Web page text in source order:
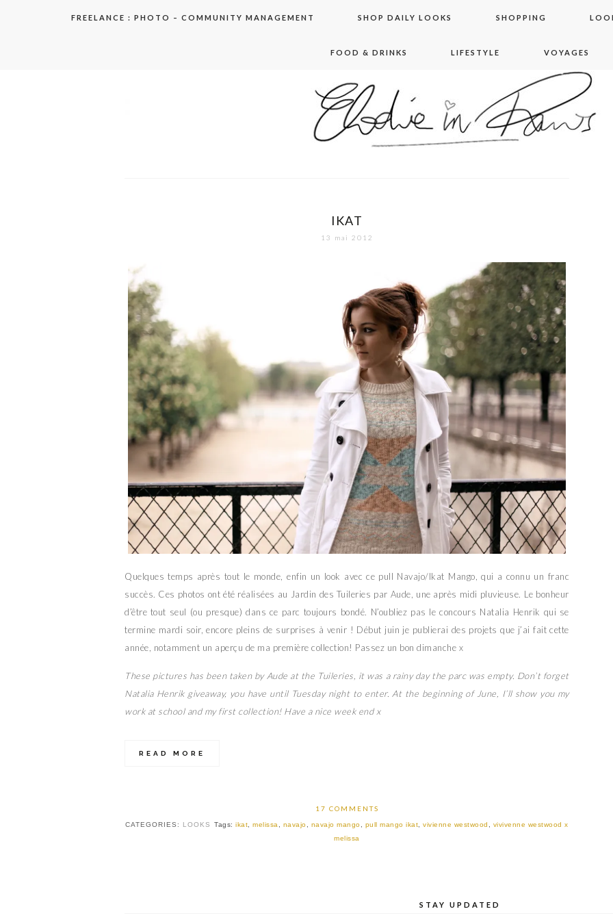
FREELANCE : PHOTO – COMMUNITY MANAGEMENT SHOP DAILY LOOKS SHOPPING
FOOD & DRINKS LIFESTYLE VOYAGES
elodie in paris
IKAT
13 mai 2012
Quelques temps après tout le monde, enfin un look avec ce pull Navajo/Ikat Mango, qui a connu un franc
succès. Ces photos ont été réalisées au Jardin des Tuileries par Aude, une après midi pluvieuse. Le bonheur
d’être tout seul (ou presque) dans ce parc toujours bondé. N’oubliez pas le concours Natalia Henrik qui se
termine mardi soir, encore pleins de surprises à venir ! Début juin je publierai des projets que j’ai fait cette
année, notamment un aperçu de ma première collection! Passez un bon dimanche x
These pictures has been taken by Aude at the Tuileries, it was a rainy day the parc was empty. Don’t forget
Natalia Henrik giveaway, you have until Tuesday night to enter. At the beginning of June, I’ll show you my
work at school and my first collection! Have a nice week end x
READ MORE
17 COMMENTS
CATEGORIES: LOOKS Tags:ikat,melissa, navajo, navajo mango, pull mango ikat,vivienne westwood , vivivenne westwood x
melissa
STAY UPDATED